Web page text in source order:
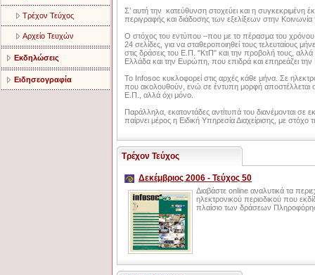
Τρέχον Τεύχος
Αρχείο Τευχών
Εκδηλώσεις
Ειδησεογραφία
Σ’ αυτή την κατεύθυνση στοχεύει και η συγκεκριμένη
περιγραφής και διάδοσης των εξελίξεων στην
Ο στόχος του εντύπου –που με το πέρασμα του χρόνου
24 σελίδες, για να σταθεροποιηθεί τους τελευταίους
στις δράσεις του Ε.Π. "ΚτΠ" και την προβολή τους, αλλά
Ελλάδα και την Ευρώπη, που επιδρά και επηρεάζει την
Το Infosoc κυκλοφορεί στις αρχές κάθε μήνα. Σε
που ακολουθούν, ενώ σε έντυπη μορφή αποστέλλεται
Ε.Π., αλλά όχι μόνο.
Παράλληλα, εκατοντάδες αντίτυπά του διανέμονται σε
παίρνει μέρος η Ειδική Υπηρεσία Διαχείρισης, με
Τρέχον Τεύχος
Δεκέμβριος 2006 - Τεύχος 50
Διαβάστε online αναλυτικά τα
ηλεκτρονικού περιοδικού που
πλαίσιο των δράσεων